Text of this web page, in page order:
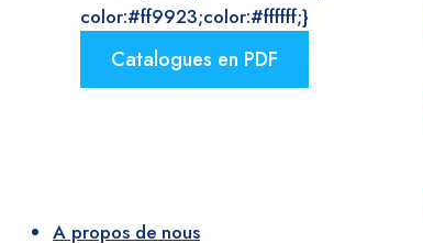
color:#ff9923;color:#ffffff;}
Catalogues en PDF
A propos de nous